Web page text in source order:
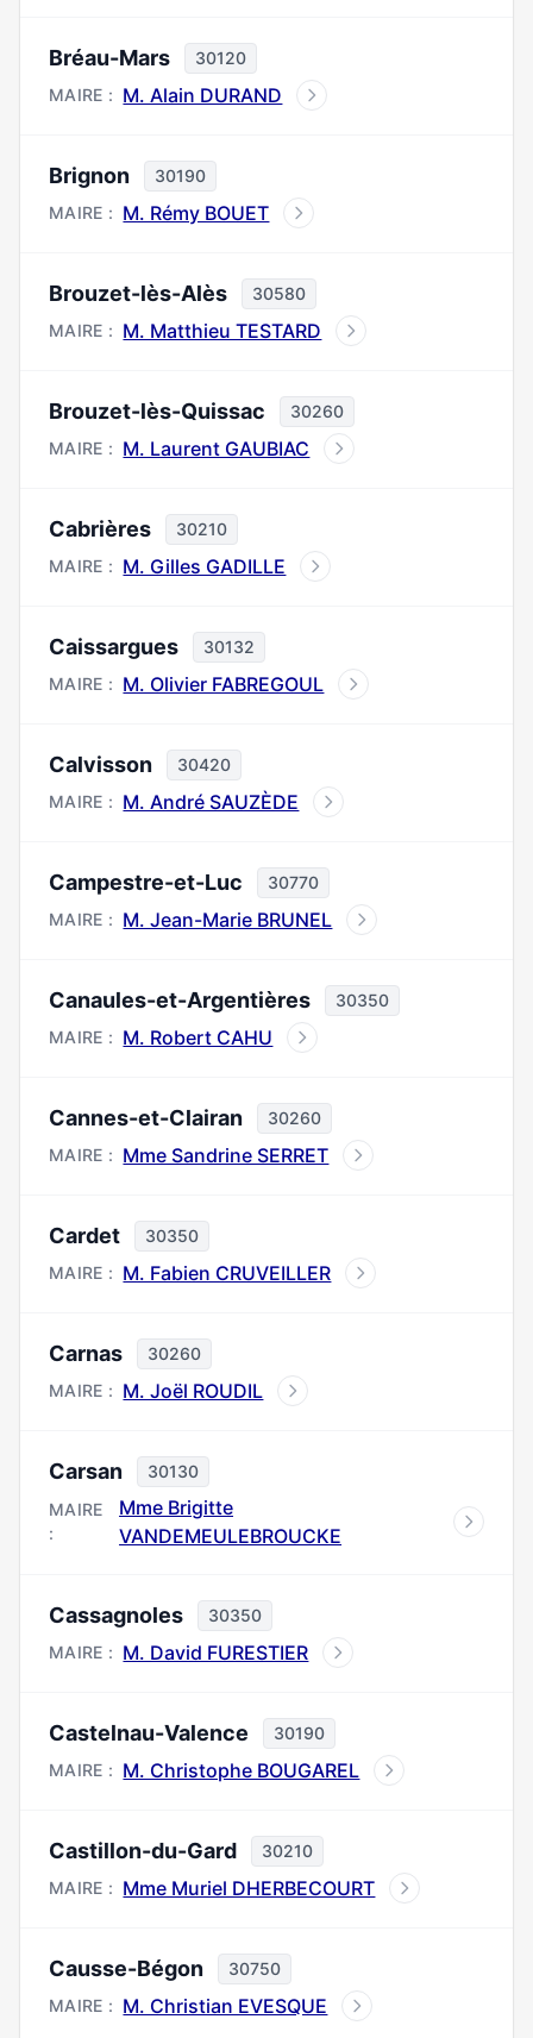
Bréau-Mars
30120
MAIRE : M. Alain DURAND
Brignon
30190
MAIRE : M. Rémy BOUET
Brouzet-lès-Alès
30580
MAIRE : M. Matthieu TESTARD
Brouzet-lès-Quissac
30260
MAIRE : M. Laurent GAUBIAC
Cabrières
30210
MAIRE : M. Gilles GADILLE
Caissargues
30132
MAIRE : M. Olivier FABREGOUL
Calvisson
30420
MAIRE : M. André SAUZÈDE
Campestre-et-Luc
30770
MAIRE : M. Jean-Marie BRUNEL
Canaules-et-Argentières
30350
MAIRE : M. Robert CAHU
Cannes-et-Clairan
30260
MAIRE : Mme Sandrine SERRET
Cardet
30350
MAIRE : M. Fabien CRUVEILLER
Carnas
30260
MAIRE : M. Joël ROUDIL
Carsan
30130
MAIRE
:
Mme Brigitte
VANDEMEULEBROUCKE
Cassagnoles
30350
MAIRE : M. David FURESTIER
Castelnau-Valence
30190
MAIRE : M. Christophe BOUGAREL
Castillon-du-Gard
30210
MAIRE : Mme Muriel DHERBECOURT
Causse-Bégon
30750
MAIRE : M. Christian EVESQUE